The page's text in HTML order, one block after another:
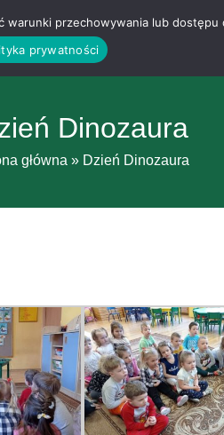
Dinozaura
główna » Dzień Dinozaura
przechowywania lub
prywatności